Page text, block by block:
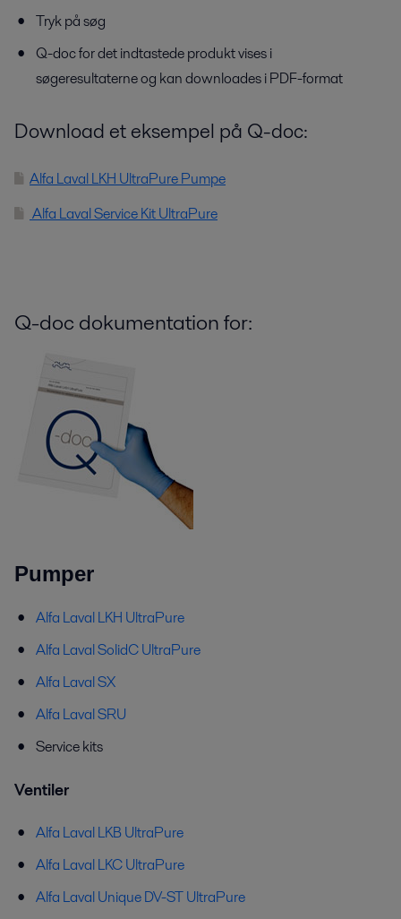
Tryk på søg
Q-doc for det indtastede produkt vises i
søgeresultaterne og kan downloades i PDF-format
Download et eksempel på Q-doc:
Alfa Laval LKH UltraPure Pumpe
Alfa Laval Service Kit UltraPure
Q-doc dokumentation for:
Pumper
Alfa Laval LKH UltraPure
Alfa Laval SolidC UltraPure
Alfa Laval SX
Alfa Laval SRU
Service kits
Ventiler
Alfa Laval LKB UltraPure
Alfa Laval LKC UltraPure
Alfa Laval Unique DV-ST UltraPure